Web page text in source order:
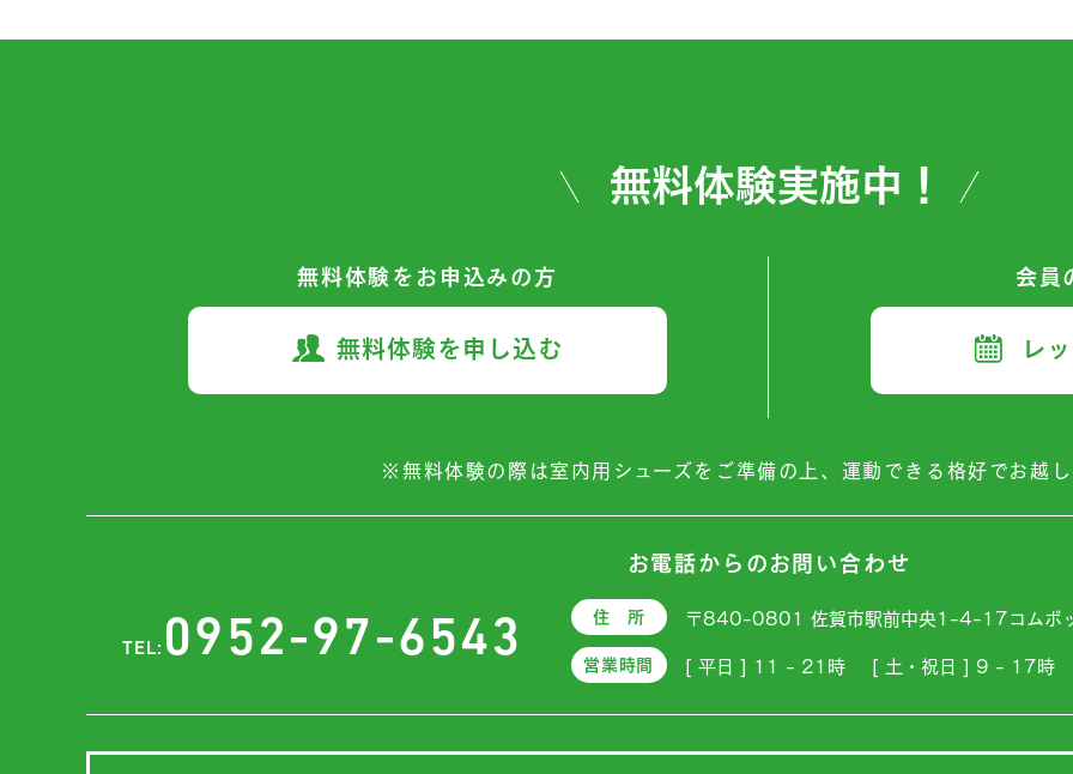
無料体験実施中！
無料体験をお申込みの方
無料体験を申し込む
会員
レ
※無料体験の際は室内用シューズをご準備の上、 運動できる格好でお越
お電話からのお問い合わせ
TEL: 0952-97-6543 住 所 〒840-0801 佐賀市駅前中央1-4-17コムボ
営業時間 [ 平日 ] 11 - 21時 [ 土・祝日 ] 9 - 17時